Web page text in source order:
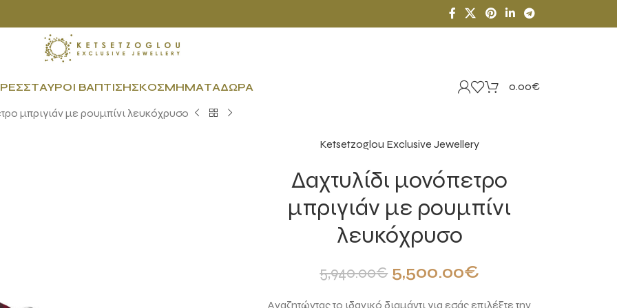
ΣΤΑΥΡΟΊ ΒΆΠΤΙΣΗΣΚΟΣΜΉΜΑΤΑΔΏΡΑ 0.00€
μπριγιάν με ρουμπίνι λευκόχρυσο
Ketsetzoglou Exclusive Jewellery
Δαχτυλίδι μονόπετρο
μπριγιάν με ρουμπίνι
λευκόχρυσο
5,940.00€ 5,500.00€
Αναζητώντας το ιδανικό διαμάντι για εσάς επιλέξτε την